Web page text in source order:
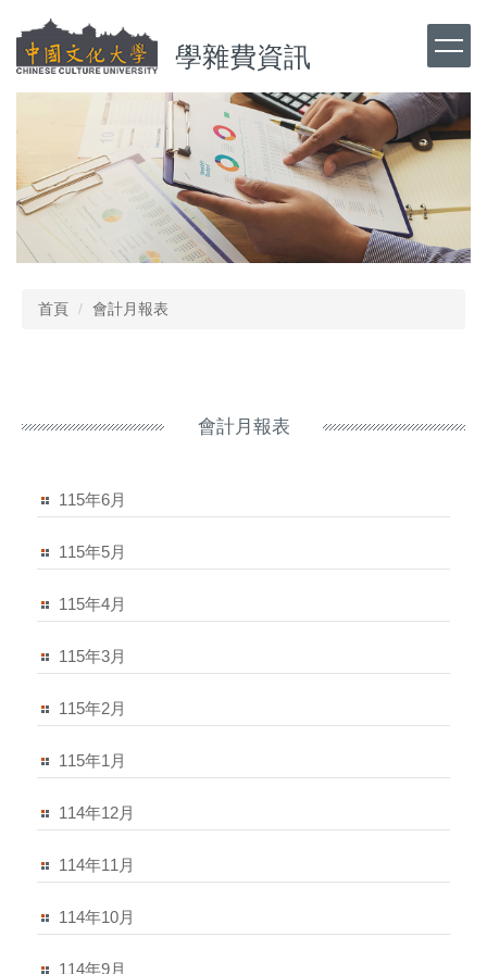
到
容
學雜費資訊
首頁 會計月報表
會計月報表
115年6月
115年5月
115年4月
115年3月
115年2月
115年1月
114年12月
114年11月
114年10月
114年9月